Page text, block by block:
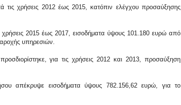
χρήσεις 2012 έως 2015, κατόπιν ελέγχου προσαύξησης
2015 έως 2017, εισοδήματα ύψους 101.180 ευρώ από
υπηρεσιών.
για τις χρήσεις 2012 και 2013, προσαύξηση
απέκρυψε εισοδήματα ύψους 782.156,62 ευρώ, για το